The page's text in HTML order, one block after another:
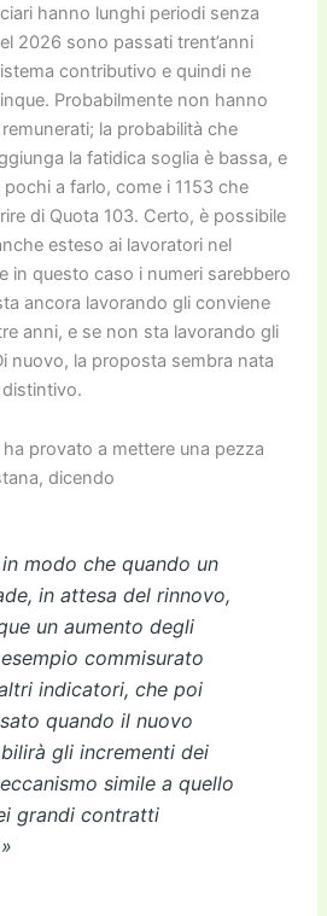
hanno lunghi periodi senza
2026 sono passati trent’anni
contributivo e quindi ne
Probabilmente non hanno
la probabilità che
la fatidica soglia è bassa, e
a farlo, come i 1153 che
di Quota 103. Certo, è possibile
esteso ai lavoratori nel
in questo caso i numeri sarebbero
ancora lavorando gli conviene
anni, e se non sta lavorando gli
nuovo, la proposta sembra nata
provato a mettere una pezza
dicendo
modo che quando un
in attesa del rinnovo,
un aumento degli
commisurato
indicatori, che poi
quando il nuovo
gli incrementi dei
simile a quello
grandi contratti